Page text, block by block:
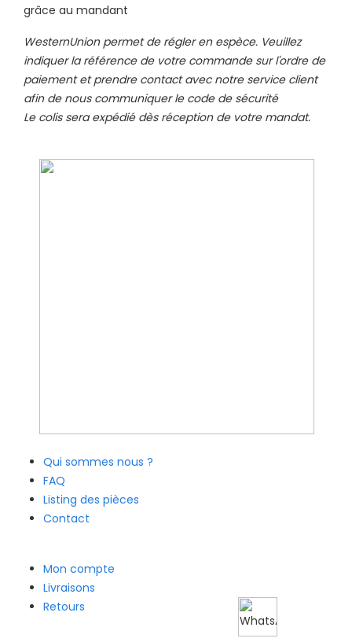
grâce au mandant
WesternUnion permet de régler en espèce. Veuillez
indiquer la référence de votre commande sur l'ordre de
paiement et prendre contact avec notre service client
afin de nous communiquer le code de sécurité
Le colis sera expédié dès réception de votre mandat.
Qui sommes nous ?
FAQ
Listing des pièces
Contact
Mon compte
Livraisons
Retours